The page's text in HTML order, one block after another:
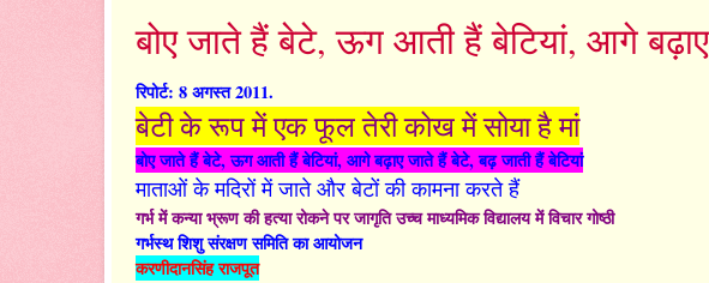
बोए जाते हैं बेटे, ऊग आती हैं बेटियां, आगे
रिपोर्ट: 8 अगस्त 2011.
बेटी के रूप में एक फूल तेरी कोख में सोया है मां
बोए जाते हैं बेटे, ऊग आती हैं बेटियां, आगे बढ़ाए जाते हैं बेटे, बढ़ जाती हैं बेटियां
माताओं के मदिरों में जाते और बेटों की कामना करते हैं
गर्भ में कन्या भ्रूण की हत्या रोकने पर जागृति उच्च माध्यमिक विद्यालय में विचार गोष्ठी
गर्भस्थ शिशु संरक्षण समिति का आयोजन
करणीदानसिंह राजपूत